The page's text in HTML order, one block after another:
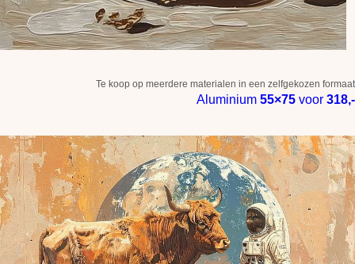
Te koop op meerdere materialen in een zelfgekozen formaat
Aluminium 55×75 voor 318,-